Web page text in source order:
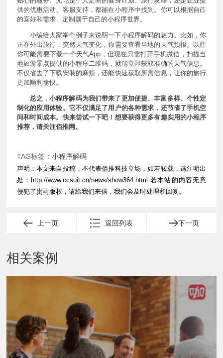
供的优惠活动、客服支持，都能在小程序中找到。你可以根据自己
的喜好和需求，定制属于自己的小程序世界。
小编给大家举个例子来说明一下小程序解码的魅力。比如，你
正在外出旅行，突然天气变化，你需要查看当地的天气预报。以往
你可能需要下载一个天气App，但现在只需打开手机微信，扫描当
地旅游景点提供的小程序二维码，就能立即获取准确的天气信息。
不仅省去了下载安装的麻烦，还能快速获取所需信息，让你的旅行
更加顺利愉快。
总之，小程序解码为我们带来了更加便捷、丰富多样、个性定
制化的应用体验。它不仅满足了用户的各种需求，还节省了手机空
间和时间成本。快来尝试一下吧！想要获得更多有趣实用的小程序
推荐，请关注佰推网。
TAG标签： 小程序解码
声明：本文来自投稿，不代表佰推科技立场，如若转载，请注明出
处： http://www.ccsuit.cn/news/show364.html 若本站的内容无意
侵犯了贵司版权，请给我们来信，我们会及时处理和回复。
上一页 下一页
返回列表
相关案例